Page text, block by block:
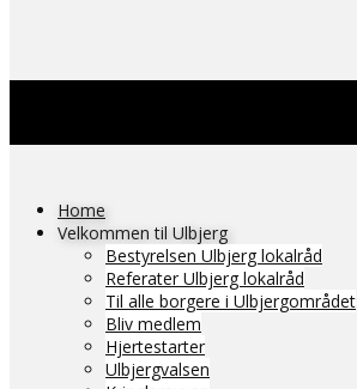
Home
Velkommen til Ulbjerg
Bestyrelsen Ulbjerg lokalråd
Referater Ulbjerg lokalråd
Til alle borgere i Ulbjergområdet
Bliv medlem
Hjertestarter
Ulbjergvalsen